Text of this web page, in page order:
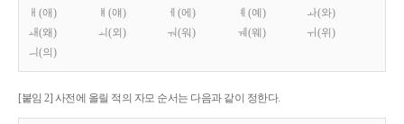
ㅐ(애)
ㅒ(얘) ㅔ(에) ㅖ(예)
ㅘ(와)
ㅙ(왜)
ㅚ(외) ㅝ(워) ㅞ(웨)
ㅟ(위)
ㅢ(의)
[붙임 2] 사전에 올릴 적의 자모 순서는 다음과 같이 정한다.